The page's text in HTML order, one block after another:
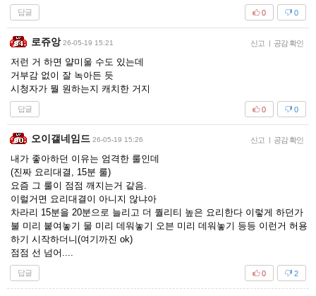
답글 0
0
로쥬앙 26-05-19 15:21 신고 | 공감 확인
저런 거 하면 얄미울 수도 있는데
거부감 없이 잘 녹아든 듯
시청자가 뭘 원하는지 캐치한 거지
답글 0
0
오이갤네임드 26-05-19 15:26 신고 | 공감 확인
내가 좋아하던 이유는 엄격한 룰인데
(진짜 요리대결, 15분 룰)
요즘 그 룰이 점점 깨지는거 같음.
이럴거면 요리대결이 아니지 않냐아
차라리 15분을 20분으로 늘리고 더 퀄리티 높은 요리한다 이렇게 하던가
불 미리 붙여놓기 물 미리 데워놓기 오븐 미리 데워놓기 등등 이런거 허용
하기 시작하더니(여기까진 ok)
점점 선 넘어....
답글 2
0